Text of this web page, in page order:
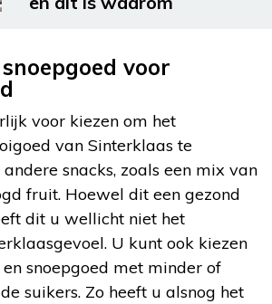
voor
voor kiezen om het
van Sinterklaas te
snacks, zoals een mix van
fruit. Hoewel dit een gezond
dit u wellicht niet het
U kunt ook kiezen
snoepgoed met minder of
suikers. Zo heeft u alsnog het